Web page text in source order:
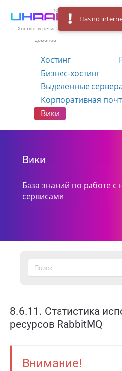
Хостинг и регистрация
доменов
Хостинг
Бизнес-хостинг
Выделенные сервера
Корпоративная
Вики
Вики
База знаний по работе
сервисами
8.6.11. Статистика
ресурсов RabbitMQ
Внимание!
Has no